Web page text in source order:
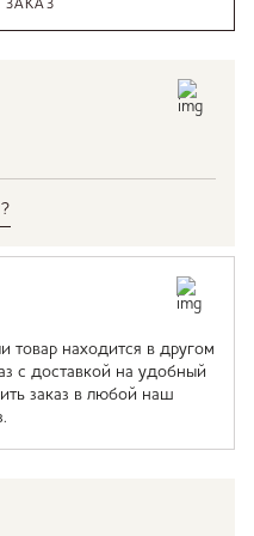
товар находится в другом
с доставкой на удобный
заказ в любой наш